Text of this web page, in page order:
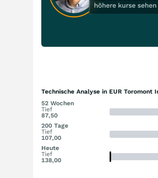
Technische Analyse in EUR Toromont
52 Wochen
Tief
87,50
200 Tage
Tief
107,00
Heute
Tief
138,00